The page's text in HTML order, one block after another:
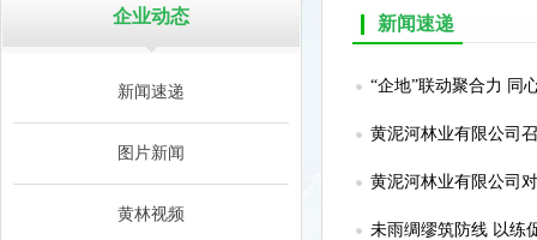
企业动态
新闻速递
图片新闻
黄林视频
新闻速递
“企地”联动聚合力 同
黄泥河林业有限公司
黄泥河林业有限公司
未雨绸缪筑防线 以